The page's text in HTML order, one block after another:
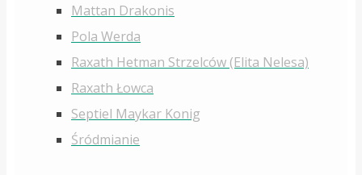
Mattan Drakonis
Pola Werda
Raxath Hetman Strzelców (Elita Nelesa)
Raxath Łowca
Septiel Maykar Konig
Śródmianie